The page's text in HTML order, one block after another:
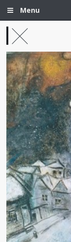
Menu